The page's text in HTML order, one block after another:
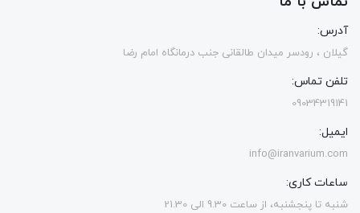
آدرس:
گیلان ، رودسر میدان طالقانی جنب درمانگاه امام رضا
تلفن تماس:
09034319141
ایمیل:
info@iranvarium.com
ساعات کاری:
شنبه تا پنجشنبه، از ساعت 9.30 الی 21.30